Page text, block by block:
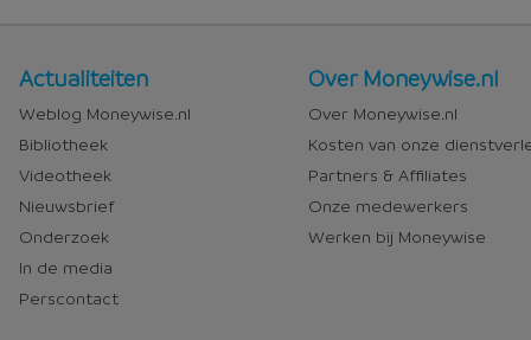
Nieuws
en
media
Actualiteiten
Weblog Moneywise.nl
Bibliotheek
Videotheek
Nieuwsbrief
Onderzoek
In de media
Perscontact
Over
Moneywise
Over Moneywise.nl
Over Moneywise.nl
Kosten van onze
Partners & Affiliates
Onze medewerkers
Werken bij Moneywise